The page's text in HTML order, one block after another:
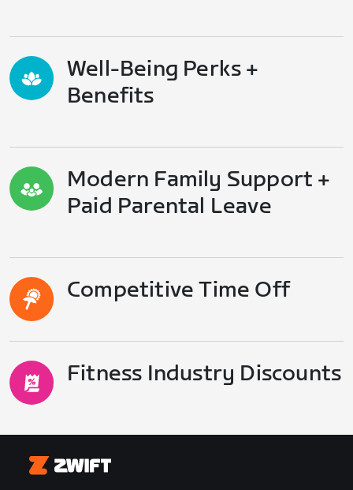
Well-Being Perks +
Benefits
Modern Family Support +
Paid Parental Leave
Competitive Time Off
Fitness Industry Discounts
Zwift